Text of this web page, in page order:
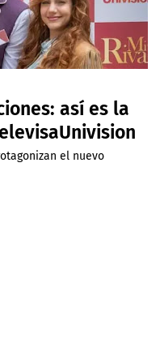
así es la
el nuevo